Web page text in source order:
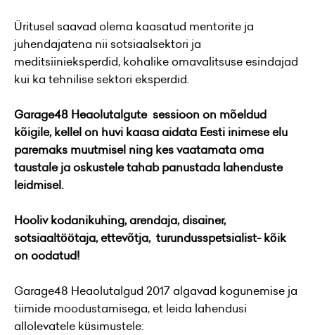
Üritusel saavad olema kaasatud mentorite ja
juhendajatena nii sotsiaalsektori ja
meditsiinieksperdid, kohalike omavalitsuse esindajad
kui ka tehnilise sektori eksperdid.
Garage48 Heaolutalgute sessioon on mõeldud
kõigile, kellel on huvi kaasa aidata Eesti inimese elu
paremaks muutmisel ning kes vaatamata oma
taustale ja oskustele tahab panustada lahenduste
leidmisel.
Hooliv kodanikuhing, arendaja, disainer,
sotsiaaltöötaja, ettevõtja, turundusspetsialist- kõik
on oodatud!
Garage48 Heaolutalgud 2017 algavad kogunemise ja
tiimide moodustamisega, et leida lahendusi
allolevatele küsimustele: